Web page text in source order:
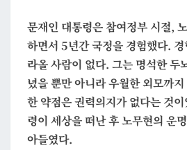
문재인 대통령은 참여정부 시절,
하면서 5년간 국정을 경험했다.
라올 사람이 없다. 그는 명석한 두
녔을 뿐만 아니라 우월한 외모까
한 약점은 권력의지가 없다는 것
령이 세상을 떠난 후 노무현의 운
아들였다.